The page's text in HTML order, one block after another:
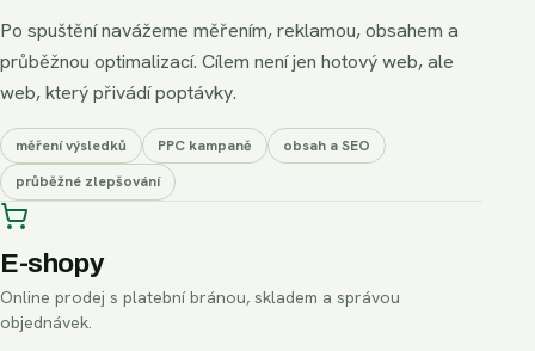
Po spuštění navážeme měřením, reklamou, obsahem a
průběžnou optimalizací. Cílem není jen hotový web, ale
web, který přivádí poptávky.
měření výsledků PPC kampaně
obsah a SEO
průběžné zlepšování
E-shopy
Online prodej s platební bránou, skladem a správou
objednávek.